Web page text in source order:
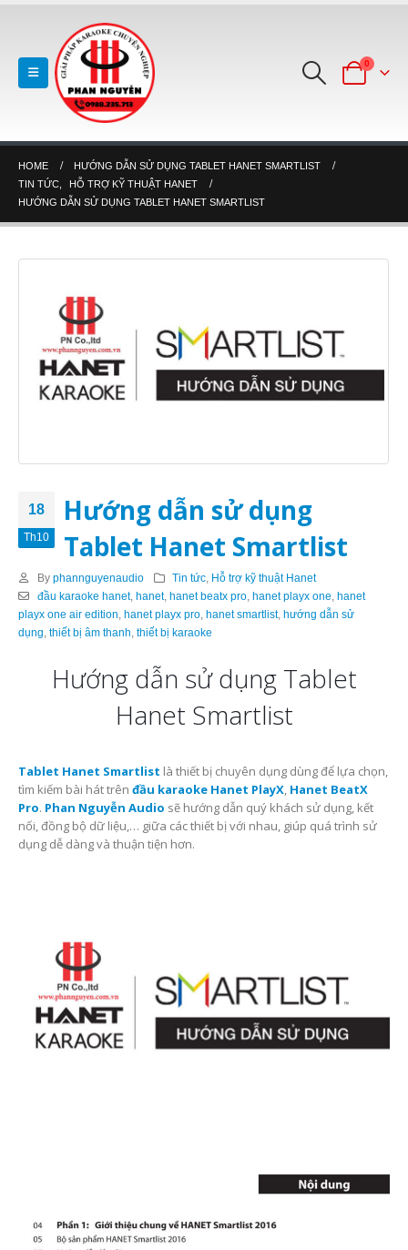
0
HOME
HƯỚNG DẪN SỬ DỤNG TABLET HANET SMARTLIST
TIN TỨC
HỖ TRỢ KỸ THUẬT HANET
HƯỚNG DẪN SỬ DỤNG TABLET HANET SMARTLIST
18
Th10
Hướng dẫn sử dụng
Tablet Hanet Smartlist
By phannguyenaudio Tin tức Hỗ trợ kỹ thuật Hanet
đầu karaoke hanet, hanet, hanet beatx pro, hanet playx one hanet
playx one air edition hanet playx pro hanet smartlist, hướng dẫn sử
dụng thiết bị âm thanh thiết bị karaoke
Hướng dẫn sử dụng Tablet
Hanet Smartlist
Tablet Hanet Smartlist là thiết bị chuyên dụng dùng để lựa chọn,
tìm kiếm bài hát trên đầu karaoke Hanet PlayX, Hanet BeatX
Pro. Phan Nguyễn Audio sẽ hướng dẫn quý khách sử dụng, kết
nối, đồng bộ dữ liệu,… giữa các thiết bị với nhau, giúp quá trình sử
dụng dễ dàng và thuận tiện hơn.